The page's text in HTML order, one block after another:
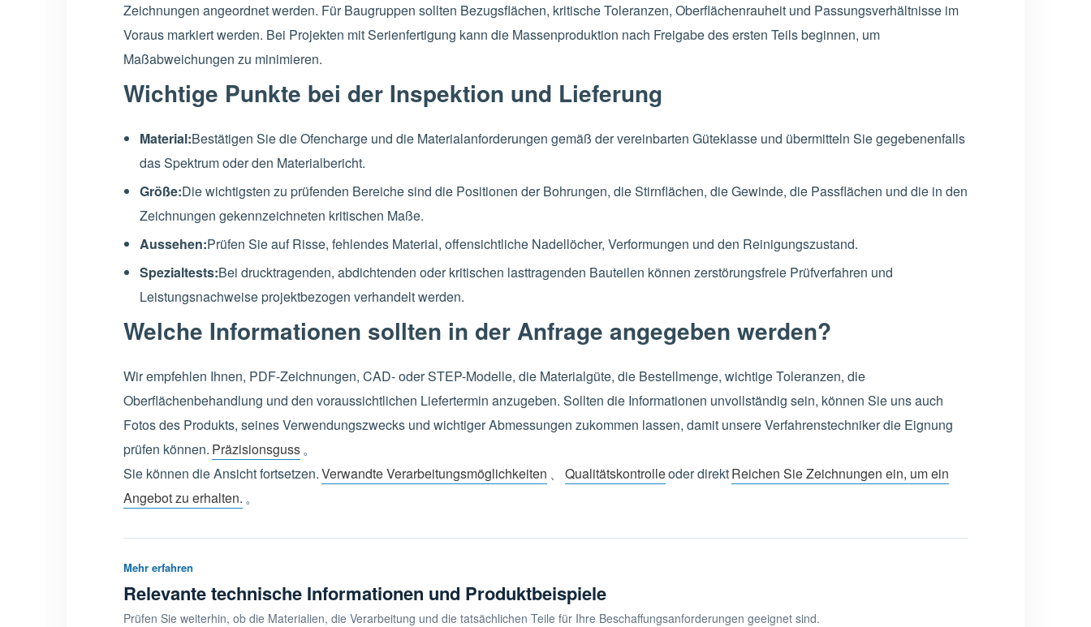
Zeichnungen angeordnet werden. Für Baugruppen sollten Bezugsflächen, kritische Toleranzen, Oberflächenrauheit und Passungsverhältnisse im
Voraus markiert werden. Bei Projekten mit Serienfertigung kann die Massenproduktion nach Freigabe des ersten Teils beginnen, um
Maßabweichungen zu minimieren.
Wichtige Punkte bei der Inspektion und Lieferung
Material:Bestätigen Sie die Ofencharge und die Materialanforderungen gemäß der vereinbarten Güteklasse und übermitteln Sie gegebenenfalls
das Spektrum oder den Materialbericht.
Größe:Die wichtigsten zu prüfenden Bereiche sind die Positionen der Bohrungen, die Stirnflächen, die Gewinde, die Passflächen und die in den
Zeichnungen gekennzeichneten kritischen Maße.
Aussehen:Prüfen Sie auf Risse, fehlendes Material, offensichtliche Nadellöcher, Verformungen und den Reinigungszustand.
Spezialtests:Bei drucktragenden, abdichtenden oder kritischen lasttragenden Bauteilen können zerstörungsfreie Prüfverfahren und
Leistungsnachweise projektbezogen verhandelt werden.
Welche Informationen sollten in der Anfrage angegeben werden?
Wir empfehlen Ihnen, PDF-Zeichnungen, CAD- oder STEP-Modelle, die Materialgüte, die Bestellmenge, wichtige Toleranzen, die
Oberflächenbehandlung und den voraussichtlichen Liefertermin anzugeben. Sollten die Informationen unvollständig sein, können Sie uns auch
Fotos des Produkts, seines Verwendungszwecks und wichtiger Abmessungen zukommen lassen, damit unsere Verfahrenstechniker die Eignung
prüfen können. Präzisionsguss。
Sie können die Ansicht fortsetzen.Verwandte Verarbeitungsmöglichkeiten 、 Qualitätskontrolleoder direktReichen Sie Zeichnungen ein, um ein
Angebot zu erhalten. 。
Mehr erfahren
Relevante technische Informationen und Produktbeispiele
Prüfen Sie weiterhin, ob die Materialien, die Verarbeitung und die tatsächlichen Teile für Ihre Beschaffungsanforderungen geeignet sind.